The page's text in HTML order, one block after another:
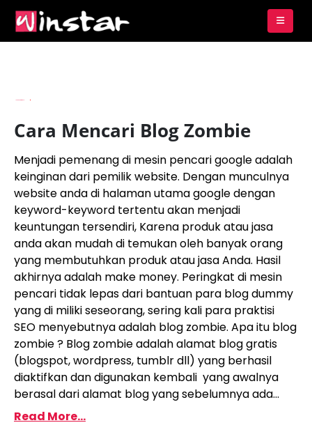
Cara Mencari Blog Zombie
Menjadi pemenang di mesin pencari google adalah
keinginan dari pemilik website. Dengan munculnya
website anda di halaman utama google dengan
keyword-keyword tertentu akan menjadi
keuntungan tersendiri, Karena produk atau jasa
anda akan mudah di temukan oleh banyak orang
yang membutuhkan produk atau jasa Anda. Hasil
akhirnya adalah make money. Peringkat di mesin
pencari tidak lepas dari bantuan para blog dummy
yang di miliki seseorang, sering kali para praktisi
SEO menyebutnya adalah blog zombie. Apa itu blog
zombie ? Blog zombie adalah alamat blog gratis
(blogspot, wordpress, tumblr dll) yang berhasil
diaktifkan dan digunakan kembali yang awalnya
berasal dari alamat blog yang sebelumnya ada...
Read More...